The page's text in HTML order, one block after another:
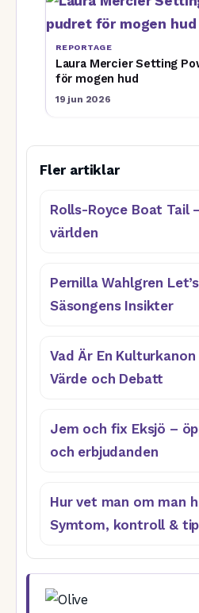
REPORTAGE
Laura Mercier Setting
för mogen hud
19 jun 2026
Fler artiklar
Rolls-Royce Boat Tail
världen
Pernilla Wahlgren
Säsongens Insikter
Vad Är En
Värde och Debatt
Jem och fix Eksjö –
och erbjudanden
Hur vet man om man
Symtom, kontroll &